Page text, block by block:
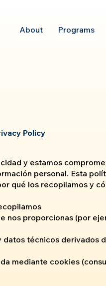
About Programs
y estamos
personal. Esta
qué los recopilamos y
nos proporcionas (por
datos técnicos derivados
mediante cookies
Policy